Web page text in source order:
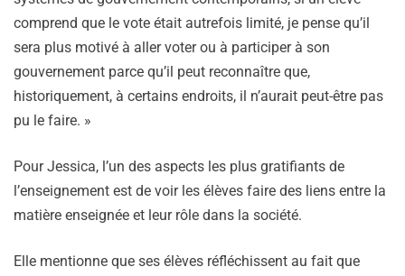
comprend que le vote était autrefois limité, je pense qu’il
sera plus motivé à aller voter ou à participer à son
gouvernement parce qu’il peut reconnaître que,
historiquement, à certains endroits, il n’aurait peut-être pas
pu le faire. »
Pour Jessica, l’un des aspects les plus gratifiants de
l’enseignement est de voir les élèves faire des liens entre la
matière enseignée et leur rôle dans la société.
Elle mentionne que ses élèves réfléchissent au fait que